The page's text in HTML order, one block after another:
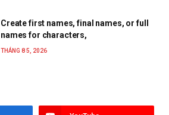
Create first names, final names, or full
names for characters,
THÁNG 8 5, 2026